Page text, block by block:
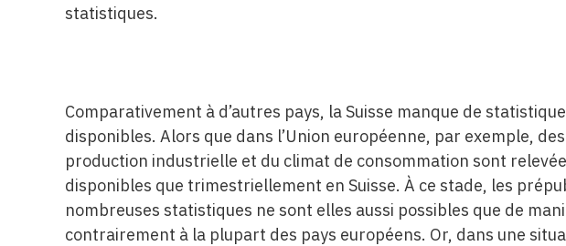
statistiques.
Comparativement à d’autres pays, la Suisse manque de
disponibles. Alors que dans l’Union européenne, par exemple,
production industrielle et du climat de consommation sont
disponibles que trimestriellement en Suisse. À ce stade, les
nombreuses statistiques ne sont elles aussi possibles que de
contrairement à la plupart des pays européens. Or, dans une